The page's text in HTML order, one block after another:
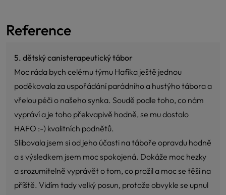
Reference
5. dětský canisterapeutický tábor
Moc ráda bych celému týmu Hafíka ještě jednou
poděkovala za uspořádání parádního a hustýho tábora a
vřelou péči o našeho synka. Soudě podle toho, co nám
vypráví a je toho překvapivě hodně, se mu dostalo
HAFO :-) kvalitních podnětů.
Slibovala jsem si od jeho účasti na táboře opravdu hodně
a s výsledkem jsem moc spokojená. Dokáže moc hezky
a srozumitelně vyprávět o tom, co prožil a moc se těší na
příště. Vidím tady velký posun, protože obvykle se upnul